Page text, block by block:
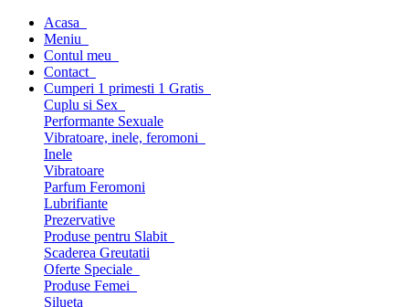
Acasa
Meniu
Contul meu
Contact
Cumperi 1 primesti 1 Gratis
Cuplu si Sex
Performante Sexuale
Vibratoare, inele, feromoni
Inele
Vibratoare
Parfum Feromoni
Lubrifiante
Prezervative
Produse pentru Slabit
Scaderea Greutatii
Oferte Speciale
Produse Femei
Silueta